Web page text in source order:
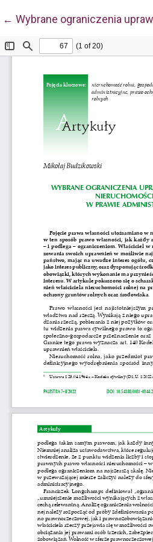
← Wróć do szczegółów
Wybrane ograniczenia